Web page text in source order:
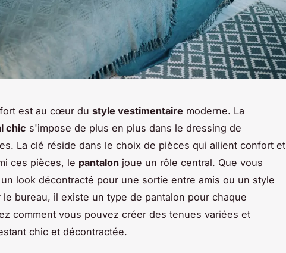
est au cœur du style vestimentaire moderne. La
chic s'impose de plus en plus dans le dressing de
La clé réside dans le choix de pièces qui allient confort et
ces pièces, le pantalon joue un rôle central. Que vous
look décontracté pour une sortie entre amis ou un style
bureau, il existe un type de pantalon pour chaque
comment vous pouvez créer des tenues variées et
chic et décontractée.